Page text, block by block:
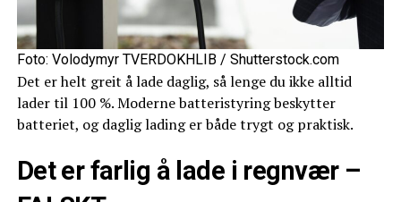
Foto: Volodymyr TVERDOKHLIB / Shutterstock.com
Det er helt greit å lade daglig, så lenge du ikke alltid
lader til 100 %. Moderne batteristyring beskytter
batteriet, og daglig lading er både trygt og praktisk.
Det er farlig å lade i regnvær –